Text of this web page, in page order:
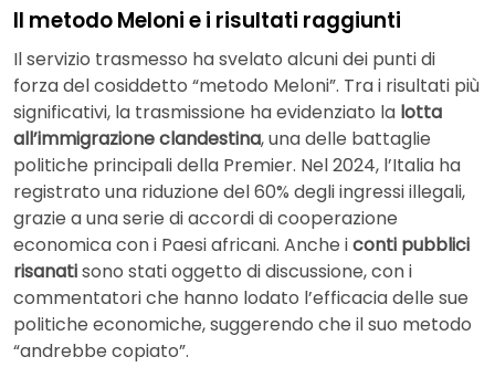
Il metodo Meloni e i risultati raggiunti
Il servizio trasmesso ha svelato alcuni dei punti di
forza del cosiddetto “metodo Meloni”. Tra i risultati più
significativi, la trasmissione ha evidenziato la lotta
all’immigrazione clandestina, una delle battaglie
politiche principali della Premier. Nel 2024, l’Italia ha
registrato una riduzione del 60% degli ingressi illegali,
grazie a una serie di accordi di cooperazione
economica con i Paesi africani. Anche iconti pubblici
risanatisono stati oggetto di discussione, con i
commentatori che hanno lodato l’efficacia delle sue
politiche economiche, suggerendo che il suo metodo
“andrebbe copiato”.